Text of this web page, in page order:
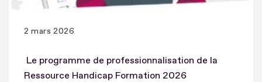
2 mars 2026
Le programme de professionnalisation de la
Ressource Handicap Formation 2026